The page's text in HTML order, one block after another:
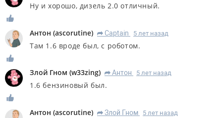
Ну и хорошо, дизель 2.0 отличный.
Антон (ascorutine) R Captain 5 лет назад
Там 1.6 вроде был, с роботом.
Злой Гном (w33zing) R Антон 5 лет назад
1.6 бензиновый был.
Антон (ascorutine) R Злой Гном 5 лет назад